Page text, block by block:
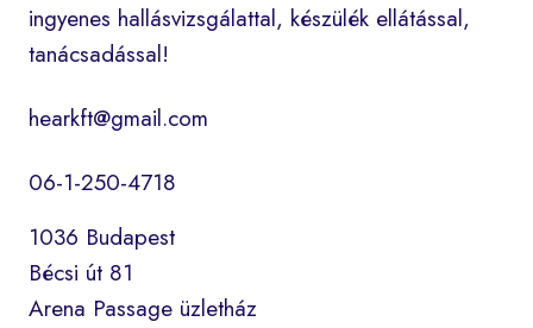
ingyenes hallásvizsgálattal, készülék ellátással,
tanácsadással!
hearkft@gmail.com
06-1-250-4718
1036 Budapest
Bécsi út 81
Arena Passage üzletház